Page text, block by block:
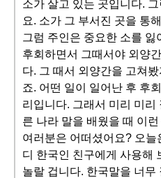
소가 살고 있는 곳입니다.
요. 소가 그 부서진 곳을 통
그럼 주인은 중요한 소를 잃
후회하면서 그때서야 외양
다. 그 때서 외양간을 고쳐
죠. 어떤 일이 일어난 후 후
리입니다. 그래서 미리 미
른 나라 말을 배웠을 때 이
여러분은 어떠셨어요? 오
디 한국인 친구에게 사용해
놀랄 겁니다. 한국말을 너무